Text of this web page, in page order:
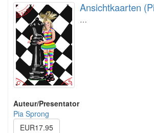
Ansichtkaarten
…
Auteur/Presentator
Pia Sprong
EUR17.95